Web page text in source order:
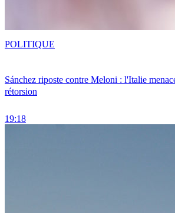
Sánchez riposte contre Meloni : l'Italie
rétorsion
19:18
POLITIQUE